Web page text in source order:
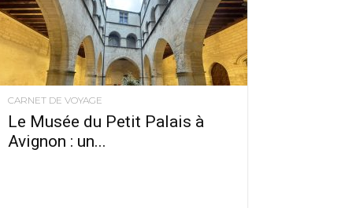
CARNET DE VOYAGE
Le Musée du Petit Palais à
Avignon : un...